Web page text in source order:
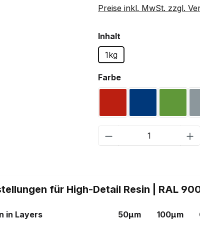
Preise inkl. MwSt. zzgl.
Inhalt
1kg
Farbeauswählen
Produkt Anzahl:
für High-Detail Resin | RAL
in Layers 50µm
100µm